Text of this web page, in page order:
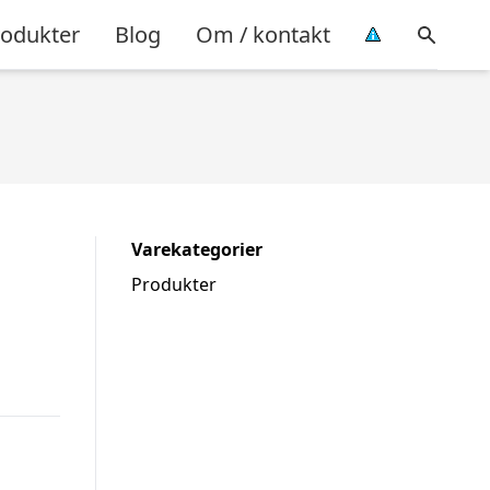
Blog Om / kontakt
Varekategorier
Produkter